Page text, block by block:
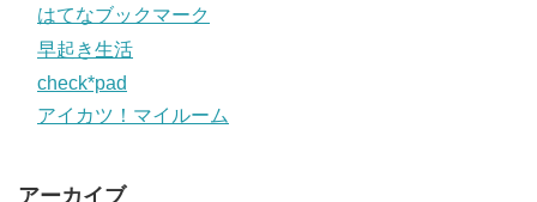
はてなブックマーク
早起き生活
check*pad
アイカツ！マイルーム
アーカイブ